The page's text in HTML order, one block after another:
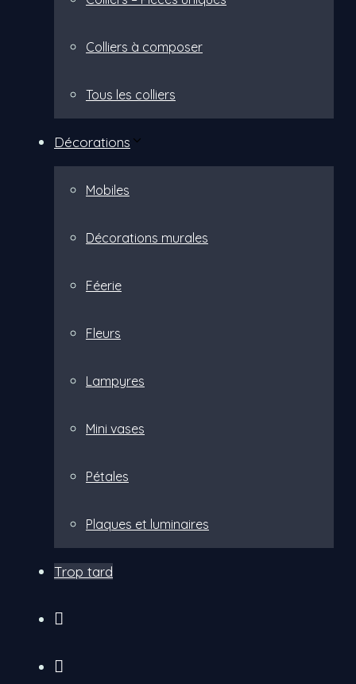
Colliers à composer
Tous les colliers
Décorations
Mobiles
Décorations murales
Féerie
Fleurs
Lampyres
Mini vases
Pétales
Plaques et luminaires
Trop tard